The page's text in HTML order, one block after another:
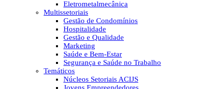
Eletrometalmecânica
Multissetoriais
Gestão de Condomínios
Hospitalidade
Gestão e Qualidade
Marketing
Saúde e Bem-Estar
Segurança e Saúde no Trabalho
Temáticos
Núcleos Setoriais ACIJS